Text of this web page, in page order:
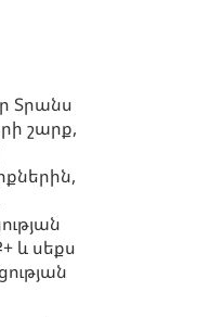
Տրանս
շարք,
և սեքս